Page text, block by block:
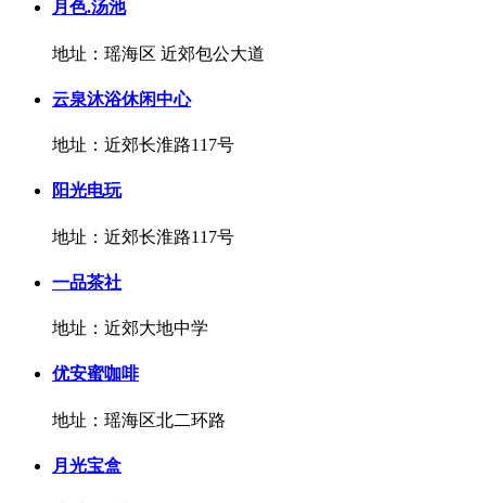
月色.汤池
地址：瑶海区 近郊包公大道
云泉沐浴休闲中心
地址：近郊长淮路117号
阳光电玩
地址：近郊长淮路117号
一品茶社
地址：近郊大地中学
优安蜜咖啡
地址：瑶海区北二环路
月光宝盒